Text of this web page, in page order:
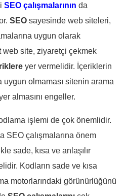
SEO çalışmalarının da
SEO sayesinde web siteleri,
uygun olarak
site, ziyaretçi çekmek
yer vermelidir. İçeriklerin
uygun olmaması sitenin arama
almasını engeller.
işlemi de çok önemlidir.
SEO çalışmalarına önem
sade, kısa ve anlaşılır
Kodların sade ve kısa
motorlarındaki görünürlüğünü